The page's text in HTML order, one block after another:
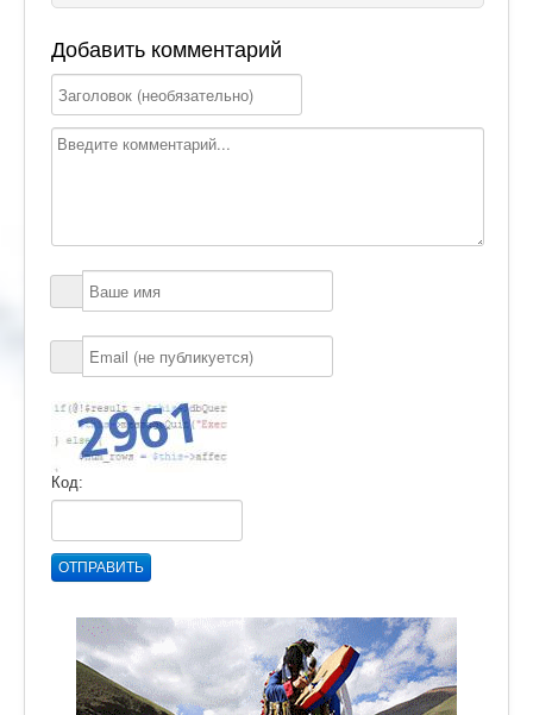
Добавить комментарий
Код:
ОТПРАВИТЬ